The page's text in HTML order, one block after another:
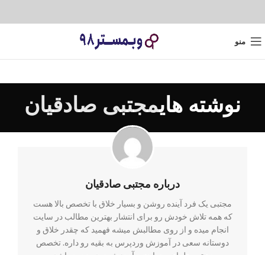
منو
نوشته هایمجتبی صادقیان
درباره مجتبی صادقیان
مجتبی یک فرد آینده روشن و بسیار خلاق با تخصص بالا هست
که همه تلاش خودش رو برای انتشار بهترین مطالب در سایت
انجام میده و از روی مطالبش میشه فهمید که چقدر خلاق و
دوستانه سعی در آموزش وردپرس به بقیه رو داره. تخصص